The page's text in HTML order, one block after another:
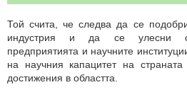
Той счита, че следва да се
индустрия и да се улесни
предприятията и научните
на научния капацитет на
достижения в областта.